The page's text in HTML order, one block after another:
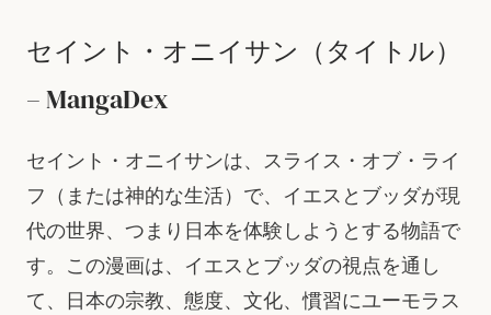
セイント・オニイサン（タイトル）
– MangaDex
セイント・オニイサンは、スライス・オブ・ライ
フ（または神的な生活）で、イエスとブッダが現
代の世界、つまり日本を体験しようとする物語で
す。この漫画は、イエスとブッダの視点を通し
て、日本の宗教、態度、文化、慣習にユーモラス